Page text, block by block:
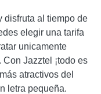
disfruta al tiempo de
elegir una tarifa
unicamente
Con Jazztel ¡todo es
atractivos del
letra pequeña.